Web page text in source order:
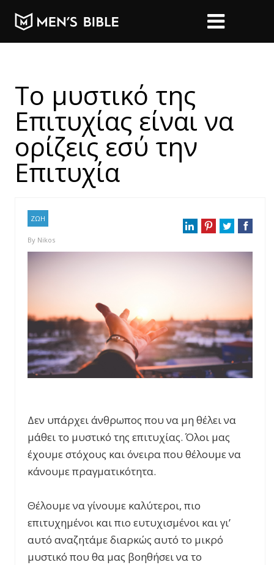
Το μυστικό της
Eπιτυχίας είναι να
ορίζεις εσύ την
Eπιτυχία
ΖΩΗ
By Nikos
Δεν υπάρχει άνθρωπος που να μη θέλει να
μάθει το μυστικό της επιτυχίας. Όλοι μας
έχουμε στόχους και όνειρα που θέλουμε να
κάνουμε πραγματικότητα.
Θέλουμε να γίνουμε καλύτεροι, πιο
επιτυχημένοι και πιο ευτυχισμένοι και γι’
αυτό αναζητάμε διαρκώς αυτό το μικρό
μυστικό που θα μας βοηθήσει να το